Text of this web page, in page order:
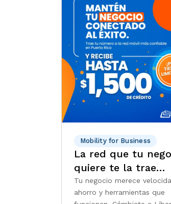
Mobility for Business
La red que tu
quiere te la trae
Liberty Business
Tu negocio merece
ahorro y herramientas que